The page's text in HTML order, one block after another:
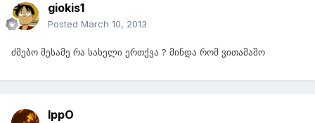
giokis1
Posted March 10, 2013
ძმებო მესამე რა სახელი ერთქვა ? მინდა რომ ვითამაშო
IppO